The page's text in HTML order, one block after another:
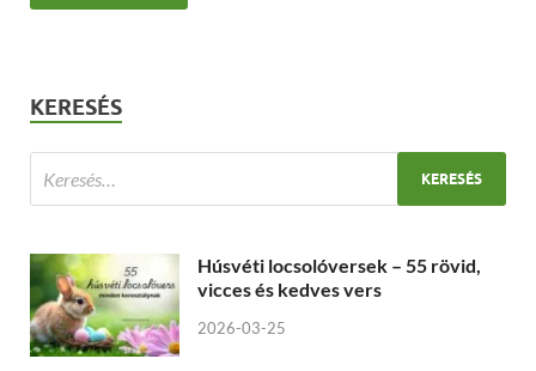
KERESÉS
Húsvéti locsolóversek – 55 rövid,
vicces és kedves vers
2026-03-25